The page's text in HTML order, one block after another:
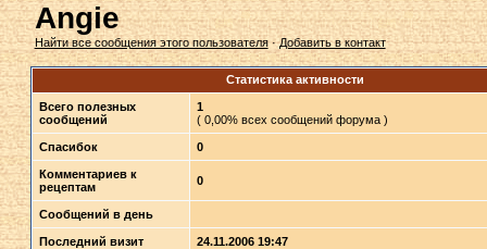
Angie
Найти все сообщения этого пользователя·Добавить в контакт
Статистика активности
Всего полезных
сообщений
1
( 0,00% всех сообщений форума )
Спасибок 0
Комментариев к
рецептам
0
Сообщений в день
Последний визит 24.11.2006 19:47